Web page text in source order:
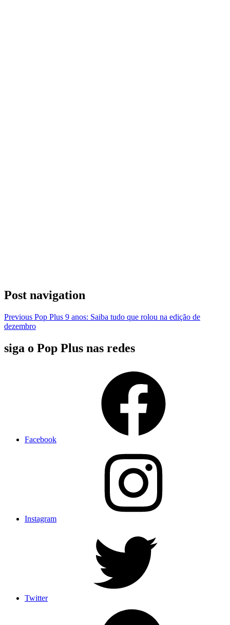
Post navigation
Previous Pop Plus 9 anos: Saiba tudo que rolou na edição de
dezembro
siga o Pop Plus nas redes
Facebook
Instagram
Twitter